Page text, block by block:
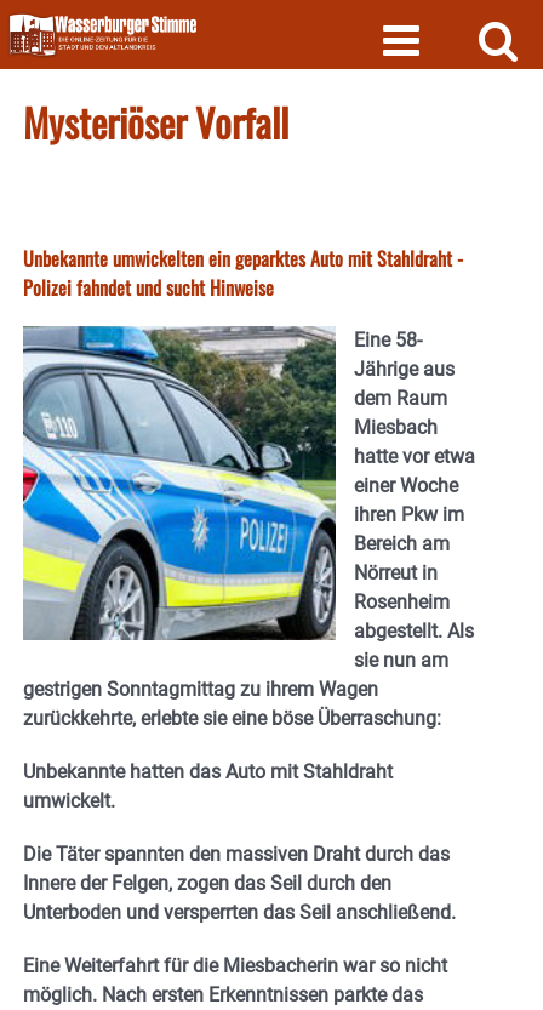
Skip
to
content
Mysteriöser Vorfall
Unbekannte umwickelten ein geparktes Auto mit Stahldraht -
Polizei fahndet und sucht Hinweise
Eine 58-
Jährige aus
dem Raum
Miesbach
hatte vor etwa
einer Woche
ihren Pkw im
Bereich am
Nörreut in
Rosenheim
abgestellt. Als
sie nun am
gestrigen Sonntagmittag zu ihrem Wagen
zurückkehrte, erlebte sie eine böse Überraschung:
Unbekannte hatten das Auto mit Stahldraht
umwickelt.
Die Täter spannten den massiven Draht durch das
Innere der Felgen, zogen das Seil durch den
Unterboden und versperrten das Seil anschließend.
Eine Weiterfahrt für die Miesbacherin war so nicht
möglich. Nach ersten Erkenntnissen parkte das